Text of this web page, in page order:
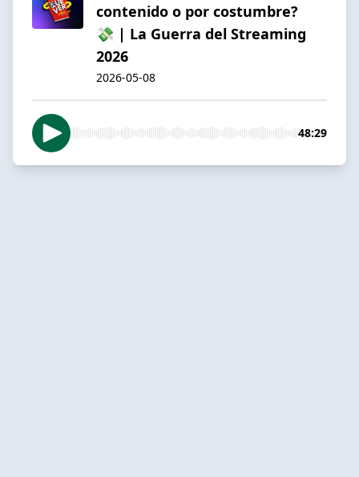
contenido o por costumbre?
💸 | La Guerra del Streaming
2026
2026-05-08
48:29